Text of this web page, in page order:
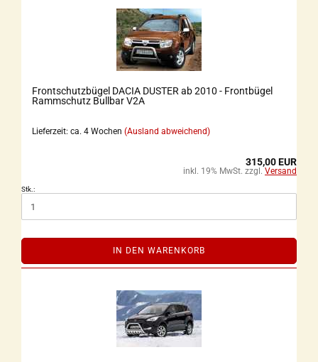
Frontschutzbügel DACIA DUSTER ab 2010 - Frontbügel
Rammschutz Bullbar V2A
Lieferzeit: ca. 4 Wochen (Ausland abweichend)
315,00 EUR
inkl. 19% MwSt. zzgl. Versand
Stk.:
IN DEN WARENKORB